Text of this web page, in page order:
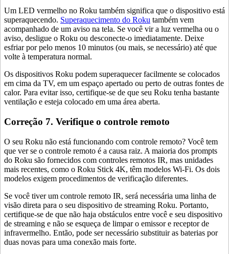
Um LED vermelho no Roku também significa que o dispositivo está
superaquecendo. Superaquecimento do Roku também vem
acompanhado de um aviso na tela. Se você vir a luz vermelha ou o
aviso, desligue o Roku ou desconecte-o imediatamente. Deixe
esfriar por pelo menos 10 minutos (ou mais, se necessário) até que
volte à temperatura normal.
Os dispositivos Roku podem superaquecer facilmente se colocados
em cima da TV, em um espaço apertado ou perto de outras fontes de
calor. Para evitar isso, certifique-se de que seu Roku tenha bastante
ventilação e esteja colocado em uma área aberta.
Correção 7. Verifique o controle remoto
O seu Roku não está funcionando com controle remoto? Você tem
que ver se o controle remoto é a causa raiz. A maioria dos prompts
do Roku são fornecidos com controles remotos IR, mas unidades
mais recentes, como o Roku Stick 4K, têm modelos Wi-Fi. Os dois
modelos exigem procedimentos de verificação diferentes.
Se você tiver um controle remoto IR, será necessária uma linha de
visão direta para o seu dispositivo de streaming Roku. Portanto,
certifique-se de que não haja obstáculos entre você e seu dispositivo
de streaming e não se esqueça de limpar o emissor e receptor de
infravermelho. Então, pode ser necessário substituir as baterias por
duas novas para uma conexão mais forte.